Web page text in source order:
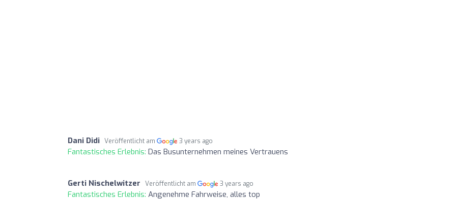
Dani Didi Veröffentlicht am 3 years ago
Fantastisches Erlebnis: Das Busunternehmen meines Vertrauens
Gerti Nischelwitzer Veröffentlicht am 3 years ago
Fantastisches Erlebnis: Angenehme Fahrweise, alles top